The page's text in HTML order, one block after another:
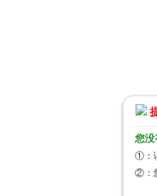
您没
①：
②：